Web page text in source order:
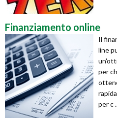
Finanziamento online
Il
line
per
per c